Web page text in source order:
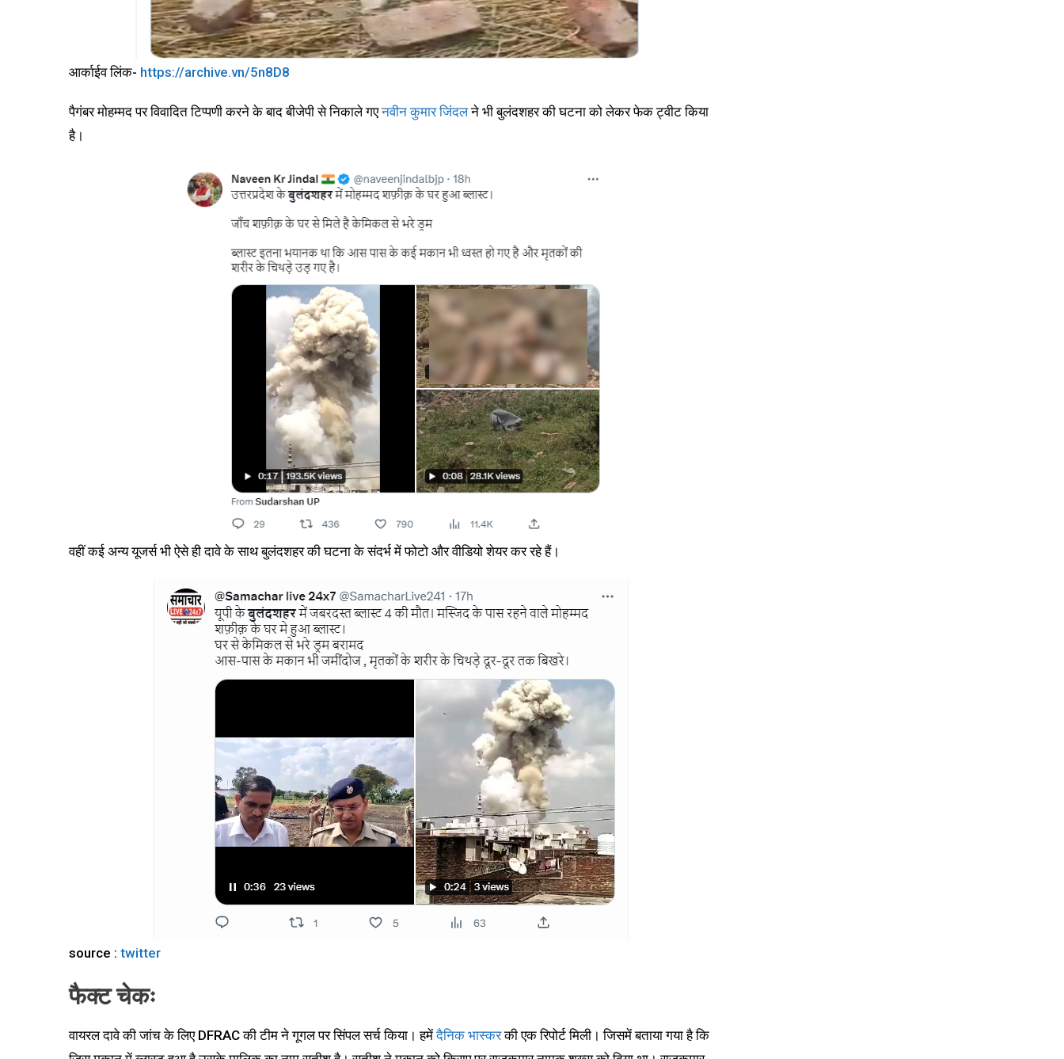
आर्काईव लिंक- https://archive.vn/5n8D8
पैगंबर मोहम्मद पर विवादित टिप्पणी करने के बाद बीजेपी से निकाले गएनवीन कुमार जिंदलने भी बुलंदशहर की घटना को लेकर फेक ट्वीट किया
है।
वहीं कई अन्य यूजर्स भी ऐसे ही दावे के साथ बुलंदशहर की घटना के संदर्भ में फोटो और वीडियो शेयर कर रहे हैं।
source : twitter
फैक्ट चेकः
वायरल दावे की जांच के लिए DFRAC की टीम ने गूगल पर सिंपल सर्च किया। हमेंदैनिक भास्करकी एक रिपोर्ट मिली। जिसमें बताया गया है कि